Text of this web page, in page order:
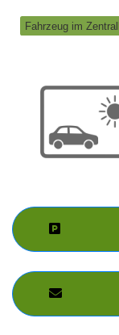
Fahrzeug im